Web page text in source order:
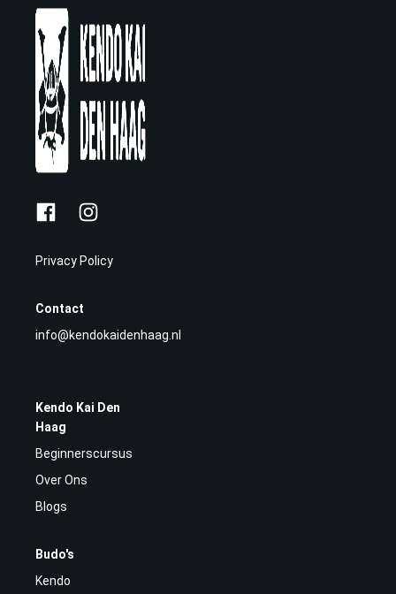
Privacy Policy
Contact
info@kendokaidenhaag.nl
Kendo Kai Den
Haag
Beginnerscursus
Over Ons
Blogs
Budo's
Kendo